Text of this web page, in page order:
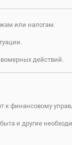
или налогам.
действий.
к финансовому
и другие